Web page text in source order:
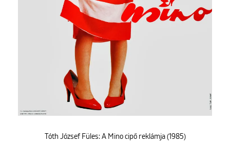
Tóth József Füles: A Mino cipő reklámja (1985)